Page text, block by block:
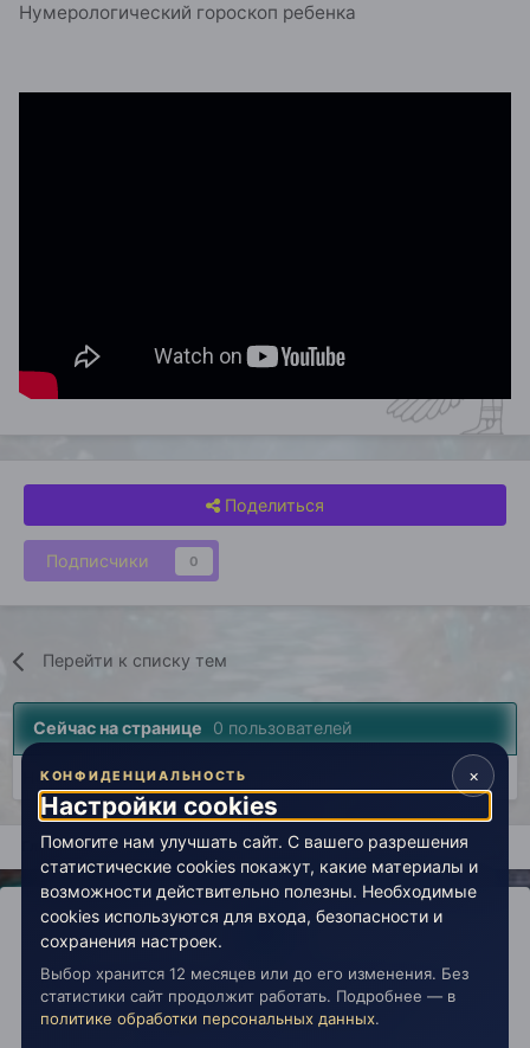
Нумерологический гороскоп ребенка
Поделиться
Подписчики 0
Перейти к списку тем
Сейчас на странице 0 пользователей
Нет пользователей, просматривающих эту страницу.
Главная Лаборатория История Вселенная Живой
IPS ThemebyIPSFocus
Политика конфиденциальности
Обратная связь
Настройки cookies
copyright © 2026 Живая Эзотерика
×
КОНФИДЕНЦИАЛЬНОСТЬ
Настройки cookies
Помогите нам улучшать сайт. С вашего разрешения
статистические cookies покажут, какие материалы и
возможности действительно полезны. Необходимые
cookies используются для входа, безопасности и
сохранения настроек.
Выбор хранится 12 месяцев или до его изменения. Без
статистики сайт продолжит работать. Подробнее — в
политике обработки персональных данных.